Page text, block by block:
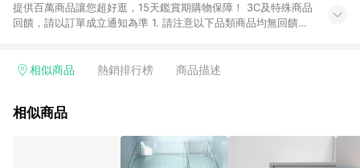
提供百萬商品讓您超好逛，15天鑑賞期購物保障！ 3C及特殊商品
回饋，請以訂單成立通知為準 1. 請注意以下品類商品均無回饋：
電玩/遊戲/相機/單眼/鏡頭/拍立得 [2024/6/1起適用] -內接硬
的購回饋活動享Yahoo超贈點回饋者 - 購物中心商店之商品：商
3. 訂單回饋金額將扣除運費/購物金/超贈點/福利金/紅利折抵/折
價券等虛擬貨幣折抵 4. 大宗採購或批發轉賣不具回饋資格： 如
相似商品 熱銷排行榜 商品描述
相似商品